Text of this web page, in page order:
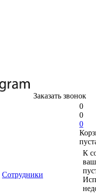
Заказать звонок
Сотрудники
0
0
0
К